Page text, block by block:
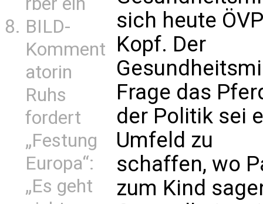
BILD-
Komment
atorin
Ruhs
fordert
„Festung
Europa“:
„Es geht
sich heute
Kopf. Der
Frage das
der Politik sei
Umfeld zu
schaffen, wo
zum Kind